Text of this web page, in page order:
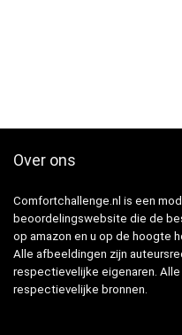
Over ons
Comfortchallenge.nl is een
beoordelingswebsite die de
op amazon en u op de hoogte
Alle afbeeldingen zijn
respectievelijke eigenaren.
respectievelijke bronnen.